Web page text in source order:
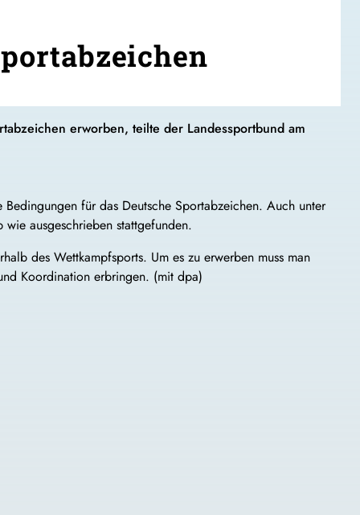
erworben, teilte der Landessportbund am
für das Deutsche Sportabzeichen. Auch unter
ausgeschrieben stattgefunden.
des Wettkampfsports. Um es zu erwerben muss man
Koordination erbringen. (mit dpa)